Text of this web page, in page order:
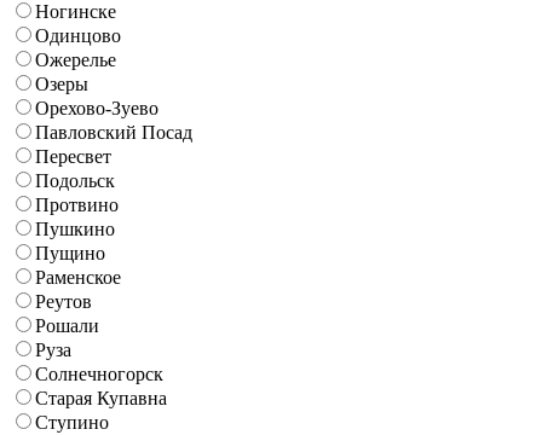
Ногинске
Одинцово
Ожерелье
Озеры
Орехово-Зуево
Павловский Посад
Пересвет
Подольск
Протвино
Пушкино
Пущино
Раменское
Реутов
Рошали
Руза
Солнечногорск
Старая Купавна
Ступино